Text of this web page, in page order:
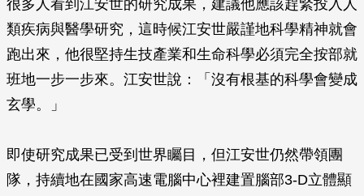
很多人看到江安世的研究成果，建議他應該趕緊投入人
類疾病與醫學研究，這時候江安世嚴謹地科學精神就會
跑出來，他很堅持生技產業和生命科學必須完全按部就
班地一步一步來。江安世說：「沒有根基的科學會變成
玄學。」
即使研究成果已受到世界矚目，但江安世仍然帶領團
隊，持續地在國家高速電腦中心裡建置腦部3-D立體顯